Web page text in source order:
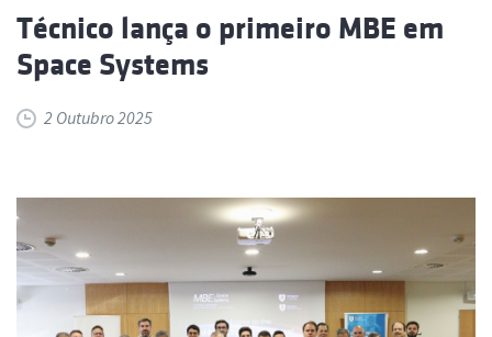
Técnico lança o primeiro MBE em
Space Systems
2 Outubro 2025